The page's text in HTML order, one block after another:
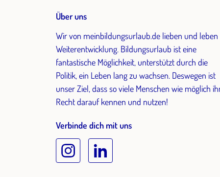
Über uns
Wir von meinbildungsurlaub.de lieben und leben
Weiterentwicklung. Bildungsurlaub ist eine
fantastische Möglichkeit, unterstützt durch die
Politik, ein Leben lang zu wachsen. Deswegen ist
unser Ziel, dass so viele Menschen wie möglich
Recht darauf kennen und nutzen!
Verbinde dich mit uns